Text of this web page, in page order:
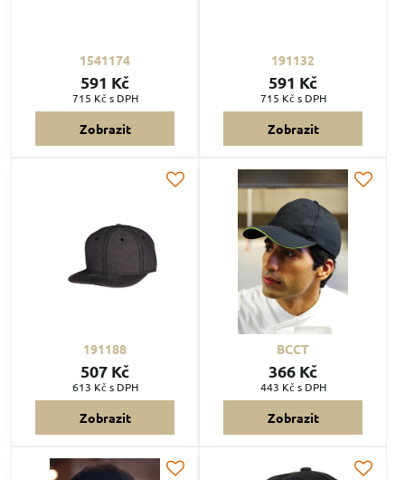
1541174
591 Kč
715 Kč s DPH
Zobrazit
191132
591 Kč
715 Kč s DPH
Zobrazit
191188
507 Kč
613 Kč s DPH
Zobrazit
BCCT
366 Kč
443 Kč s DPH
Zobrazit